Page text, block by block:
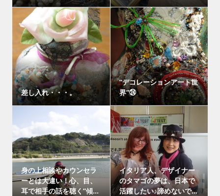
差し入れ・・・。
”デコレーションアート世
界”㉔
身の上相談やカウンセラ
ーとは大違い！心、目、
耳で相手の話を聴く”傾...
イタリア人、デザイナー
のタマゴの夢は、日本で
活躍したい♪諦めないで...